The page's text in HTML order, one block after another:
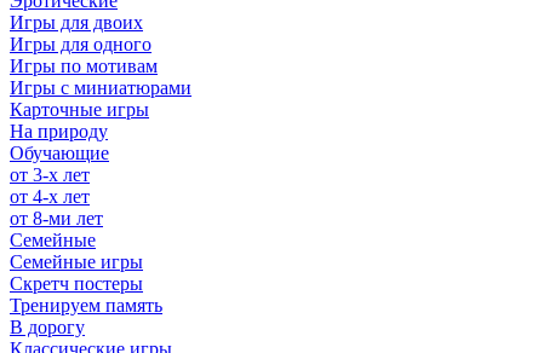
Игры для двоих
Игры для одного
Игры по мотивам
Игры с миниатюрами
Карточные игры
На природу
Обучающие
от 3-х лет
от 4-х лет
от 8-ми лет
Семейные
Семейные игры
Скретч постеры
Тренируем память
В дорогу
Классические игры